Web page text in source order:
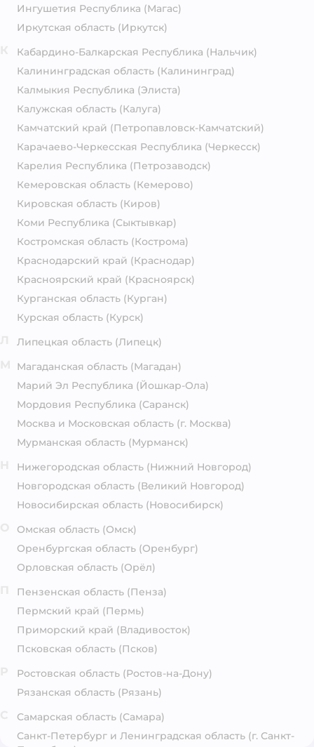
Ингушетия Республика (Магас)
Иркутская область (Иркутск)
Кабардино-Балкарская Республика (Нальчик)
Калининградская область (Калининград)
Калмыкия Республика (Элиста)
Калужская область (Калуга)
Камчатский край (Петропавловск-Камчатский)
Карачаево-Черкесская Республика (Черкесск)
Карелия Республика (Петрозаводск)
Кемеровская область (Кемерово)
Кировская область (Киров)
Коми Республика (Сыктывкар)
Костромская область (Кострома)
Краснодарский край (Краснодар)
Красноярский край (Красноярск)
Курганская область (Курган)
Курская область (Курск)
Липецкая область (Липецк)
Магаданская область (Магадан)
Марий Эл Республика (Йошкар-Ола)
Мордовия Республика (Саранск)
Москва и Московская область (г. Москва)
Мурманская область (Мурманск)
Нижегородская область (Нижний Новгород)
Новгородская область (Великий Новгород)
Новосибирская область (Новосибирск)
Омская область (Омск)
Оренбургская область (Оренбург)
Орловская область (Орёл)
Пензенская область (Пенза)
Пермский край (Пермь)
Приморский край (Владивосток)
Псковская область (Псков)
Ростовская область (Ростов-на-Дону)
Рязанская область (Рязань)
Самарская область (Самара)
Санкт-Петербург и Ленинградская область (г. Санкт-